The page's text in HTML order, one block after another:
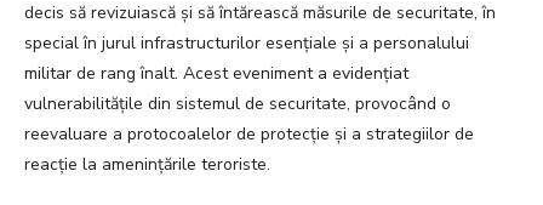
decis să revizuiască și să întărească măsurile de securitate, în
special în jurul infrastructurilor esențiale și a personalului
militar de rang înalt. Acest eveniment a evidențiat
vulnerabilitățile din sistemul de securitate, provocând o
reevaluare a protocoalelor de protecție și a strategiilor de
reacție la amenințările teroriste.